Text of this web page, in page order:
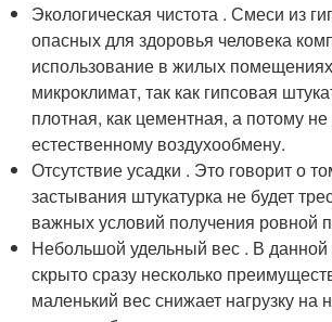
Экологическая чистота . Смеси из
опасных для здоровья человека
использование в жилых
микроклимат, так как гипсовая
плотная, как цементная, а потому не
естественному воздухообмену.
Отсутствие усадки . Это говорит о
застывания штукатурка не будет
важных условий получения ровной
Небольшой удельный вес . В данной
скрыто сразу несколько
маленький вес снижает нагрузку на